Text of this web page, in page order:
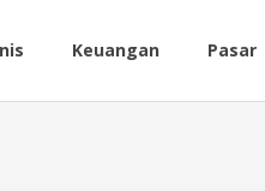
Keuangan Pasar